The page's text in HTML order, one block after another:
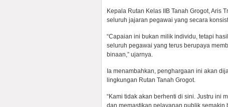
Kepala Rutan Kelas IIB Tanah Grogot, Aris
seluruh jajaran pegawai yang secara
“Capaian ini bukan milik individu, tetapi
seluruh pegawai yang terus berupaya
binaan,” ujarnya.
Ia menambahkan, penghargaan ini akan
lingkungan Rutan Tanah Grogot.
“Kami tidak akan berhenti di sini. Justru ini
dan memastikan pelayanan publik semakin